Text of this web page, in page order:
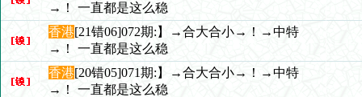
→！ 一直都是这么稳
香港[21错06]072期:】→合大合小→！→中特
→！ 一直都是这么稳
香港[20错05]071期:】→合大合小→！→中特
→！ 一直都是这么稳